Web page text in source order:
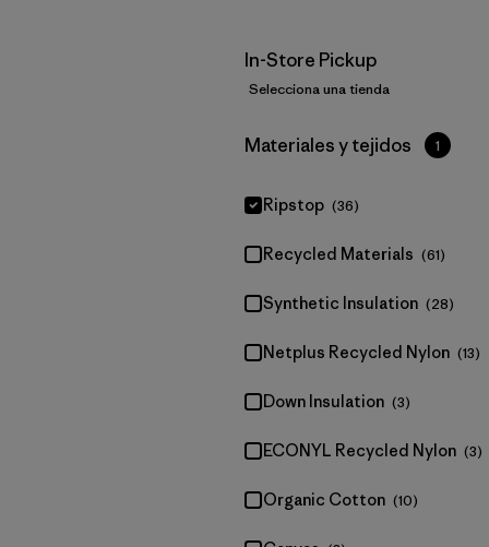
In-Store Pickup
Selecciona una tienda
Filtrar por
Materiales y tejidos 1
Ripstop (36)
Recycled Materials (61)
Synthetic Insulation (28)
Netplus Recycled Nylon (13)
Down Insulation (3)
ECONYL Recycled Nylon (3)
Organic Cotton (10)